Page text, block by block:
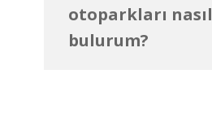
otoparkları nasıl
bulurum?